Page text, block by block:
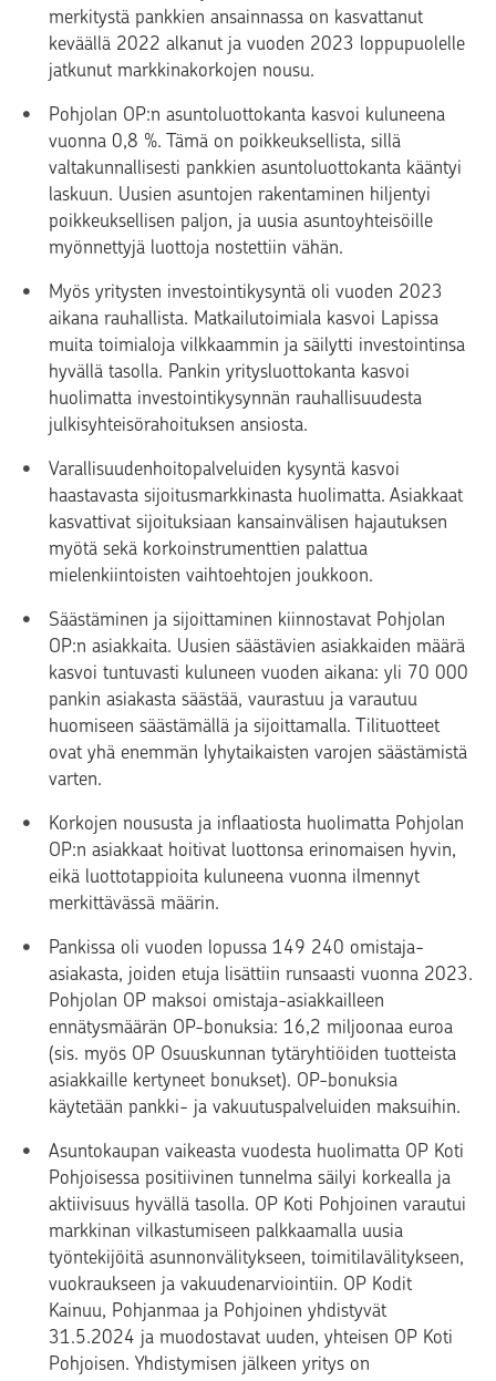
merkitystä pankkien ansainnassa on kasvattanut
keväällä 2022 alkanut ja vuoden 2023 loppupuolelle
jatkunut markkinakorkojen nousu.
Pohjolan OP:n asuntoluottokanta kasvoi kuluneena
vuonna 0,8 %. Tämä on poikkeuksellista, sillä
valtakunnallisesti pankkien asuntoluottokanta kääntyi
laskuun. Uusien asuntojen rakentaminen hiljentyi
poikkeuksellisen paljon, ja uusia asuntoyhteisöille
myönnettyjä luottoja nostettiin vähän.
Myös yritysten investointikysyntä oli vuoden 2023
aikana rauhallista. Matkailutoimiala kasvoi Lapissa
muita toimialoja vilkkaammin ja säilytti investointinsa
hyvällä tasolla. Pankin yritysluottokanta kasvoi
huolimatta investointikysynnän rauhallisuudesta
julkisyhteisörahoituksen ansiosta.
Varallisuudenhoitopalveluiden kysyntä kasvoi
haastavasta sijoitusmarkkinasta huolimatta. Asiakkaat
kasvattivat sijoituksiaan kansainvälisen hajautuksen
myötä sekä korkoinstrumenttien palattua
mielenkiintoisten vaihtoehtojen joukkoon.
Säästäminen ja sijoittaminen kiinnostavat Pohjolan
OP:n asiakkaita. Uusien säästävien asiakkaiden määrä
kasvoi tuntuvasti kuluneen vuoden aikana: yli 70 000
pankin asiakasta säästää, vaurastuu ja varautuu
huomiseen säästämällä ja sijoittamalla. Tilituotteet
ovat yhä enemmän lyhytaikaisten varojen säästämistä
varten.
Korkojen noususta ja inflaatiosta huolimatta Pohjolan
OP:n asiakkaat hoitivat luottonsa erinomaisen hyvin,
eikä luottotappioita kuluneena vuonna ilmennyt
merkittävässä määrin.
Pankissa oli vuoden lopussa 149 240 omistaja-
asiakasta, joiden etuja lisättiin runsaasti vuonna 2023.
Pohjolan OP maksoi omistaja-asiakkailleen
ennätysmäärän OP-bonuksia: 16,2 miljoonaa euroa
(sis. myös OP Osuuskunnan tytäryhtiöiden tuotteista
asiakkaille kertyneet bonukset). OP-bonuksia
käytetään pankki- ja vakuutuspalveluiden maksuihin.
Asuntokaupan vaikeasta vuodesta huolimatta OP Koti
Pohjoisessa positiivinen tunnelma säilyi korkealla ja
aktiivisuus hyvällä tasolla. OP Koti Pohjoinen varautui
markkinan vilkastumiseen palkkaamalla uusia
työntekijöitä asunnonvälitykseen, toimitilavälitykseen,
vuokraukseen ja vakuudenarviointiin. OP Kodit
Kainuu, Pohjanmaa ja Pohjoinen yhdistyvät
31.5.2024 ja muodostavat uuden, yhteisen OP Koti
Pohjoisen. Yhdistymisen jälkeen yritys on